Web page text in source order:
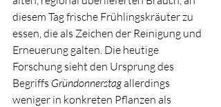
diesem Tag frische Frühlingskräuter zu
essen, die als Zeichen der Reinigung und
Erneuerung galten. Die heutige
Forschung sieht den Ursprung des
Begriffs Gründonnerstag allerdings
weniger in konkreten Pflanzen als